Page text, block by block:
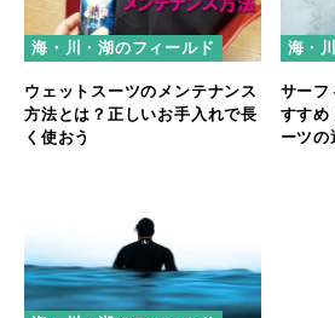
海・川・湖のフィールド
ウェットスーツのメンテナンス
方法とは？正しいお手入れで長
く使おう
海・
サーフ
すすめ
ーツの